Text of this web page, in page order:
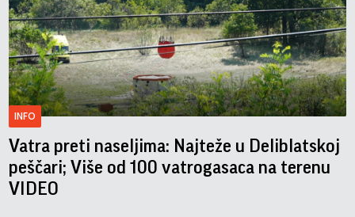
INFO
Vatra preti naseljima: Najteže u Deliblatskoj
peščari; Više od 100 vatrogasaca na terenu
VIDEO